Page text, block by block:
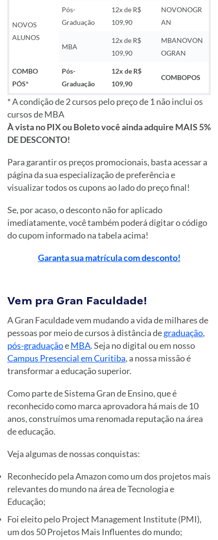
NOVOS
ALUNOS
Pós-
Graduação
12x de R$
109,90
NOVONOGR
AN
MBA
12x de R$
109,90
MBANOVON
OGRAN
COMBO
PÓS*
Pós-
Graduação
12x de R$
109,90
COMBOPOS
* A condição de 2 cursos pelo preço de 1 não inclui os
cursos de MBA
À vista no PIX ou Boleto você ainda adquire MAIS 5%
DE DESCONTO!
Para garantir os preços promocionais, basta acessar a
página da sua especialização de preferência e
visualizar todos os cupons ao lado do preço final!
Se, por acaso, o desconto não for aplicado
imediatamente, você também poderá digitar o código
do cupom informado na tabela acima!
Garanta sua matrícula com desconto!
Vem pra Gran Faculdade!
A Gran Faculdade vem mudando a vida de milhares de
pessoas por meio de cursos à distância degraduação,
pós-graduaçãoeMBA. Seja no digital ou em nosso
Campus Presencial em Curitiba, a nossa missão é
transformar a educação superior.
Como parte de Sistema Gran de Ensino, que é
reconhecido como marca aprovadora há mais de 10
anos, construímos uma renomada reputação na área
de educação.
Veja algumas de nossas conquistas:
Reconhecido pela Amazon como um dos projetos mais
relevantes do mundo na área de Tecnologia e
Educação;
Foi eleito pelo Project Management Institute (PMI),
um dos 50 Projetos Mais Influentes do mundo;